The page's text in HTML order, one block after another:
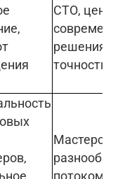
СТО,
решения
точность.
потоком